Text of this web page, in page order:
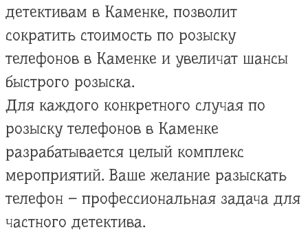
детективам в Каменке, позволит
сократить стоимость по розыску
телефонов в Каменке и увеличат шансы
быстрого розыска.
Для каждого конкретного случая по
розыску телефонов в Каменке
разрабатывается целый комплекс
мероприятий. Ваше желание разыскать
телефон – профессиональная задача для
частного детектива.